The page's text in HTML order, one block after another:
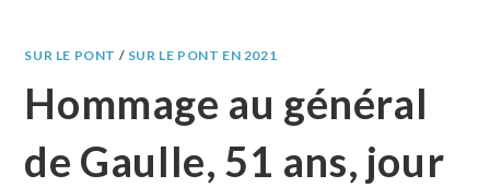
SUR LE PONT / SUR LE PONT EN 2021
Hommage au général
de Gaulle, 51 ans, jour